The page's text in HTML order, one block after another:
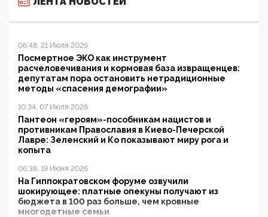
06:48, 21 Июля 2026
Посмертное ЭКО как инструмент
расчеловечивания и кормовая база извращенцев:
депутатам пора остановить нетрадиционные
методы «спасения демографии»
10:34, 07 Июля 2026
Пантеон «героям»-пособникам нацистов и
противникам Православия в Киево-Печерской
Лавре: Зеленский и Ко показывают миру рога и
копыта
06:38, 19 Июня 2026
На Гиппократовском форуме озвучили
шокирующее: платные опекуны получают из
бюджета в 100 раз больше, чем кровные
многодетные семьи